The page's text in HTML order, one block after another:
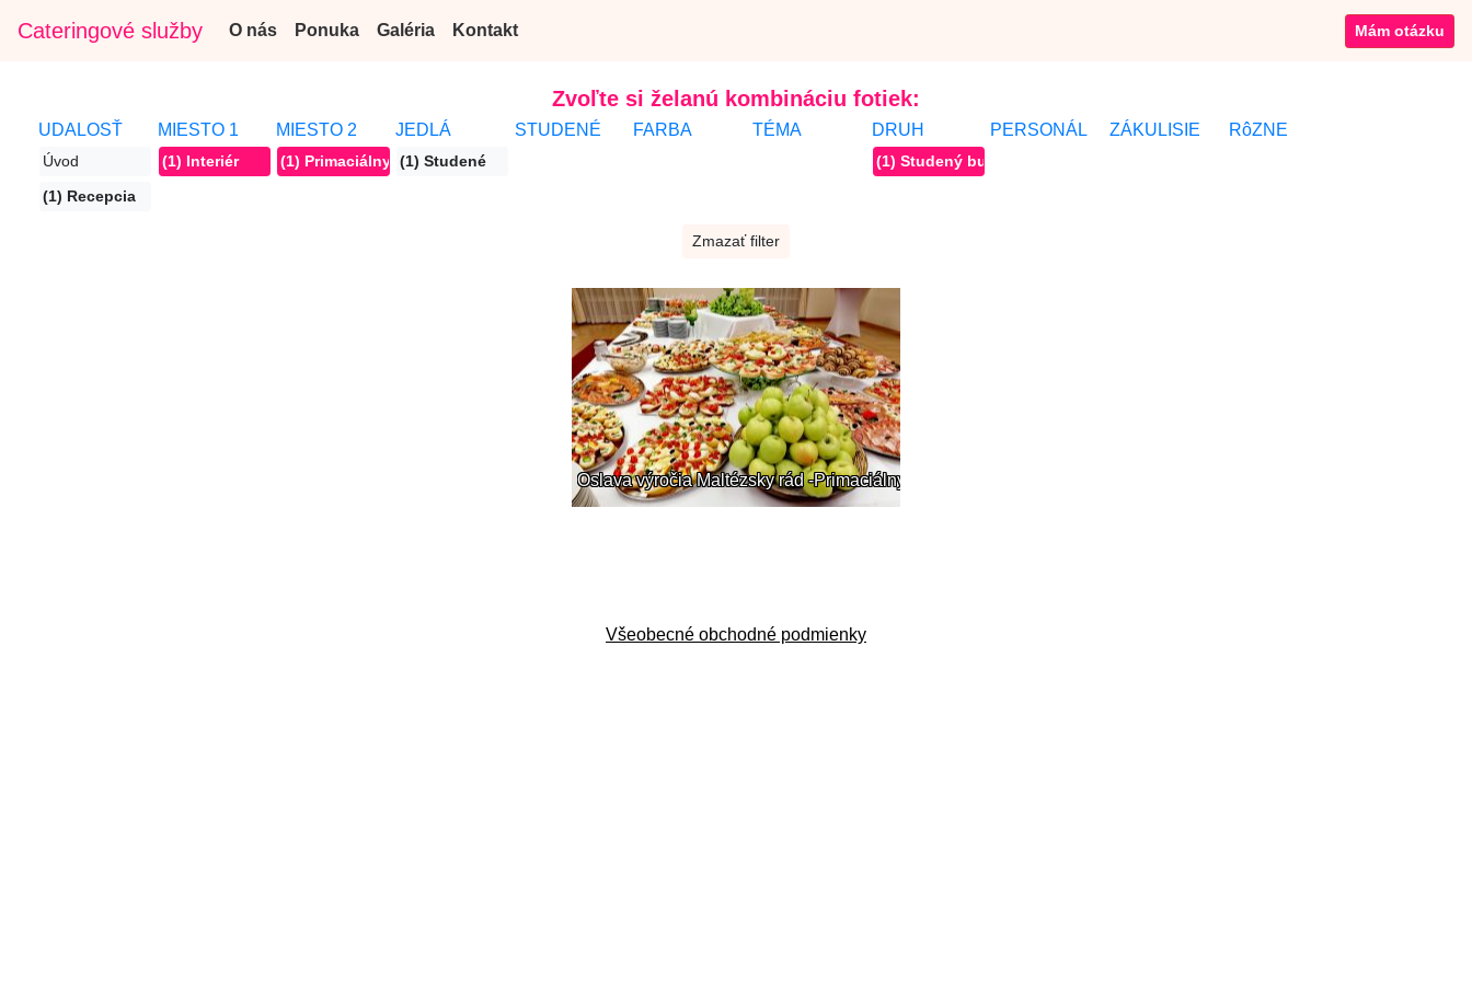
Cateringové služby O nás Ponuka Galéria Kontakt Mám otázku
Zvoľte si želanú kombináciu fotiek:
UDALOSŤ
Úvod
(1) Recepcia
MIESTO 1
(1) Interiér
MIESTO 2
(1) Primaciálny palác
JEDLÁ
(1) Studené
STUDENÉ FARBA TÉMA DRUH
(1) Studený bufet
PERSONÁL ZÁKULISIE RôZNE
Zmazať filter
Oslava výročia Maltézsky rád -Primaciálny palác
Všeobecné obchodné podmienky